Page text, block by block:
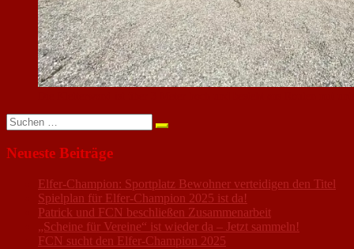
Suchen
nach:
Neueste Beiträge
Elfer-Champion: Sportplatz Bewohner verteidigen den Titel
Spielplan für Elfer-Champion 2025 ist da!
Patrick und FCN beschließen Zusammenarbeit
„Scheine für Vereine“ ist wieder da – Jetzt sammeln!
FCN sucht den Elfer-Champion 2025